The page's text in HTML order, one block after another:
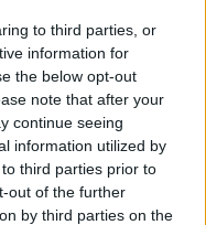
to third parties, or
information for
the below opt-out
note that after your
continue seeing
information utilized by
third parties prior to
out of the further
by third parties on the
lavoratori
per il personale